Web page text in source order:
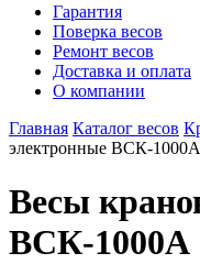
Гарантия
Поверка весов
Ремонт весов
Доставка и оплата
О компании
Главная Каталог весов
электронные ВСК-1000А
Весы
ВСК-1000А